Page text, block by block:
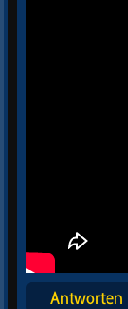
Antworten